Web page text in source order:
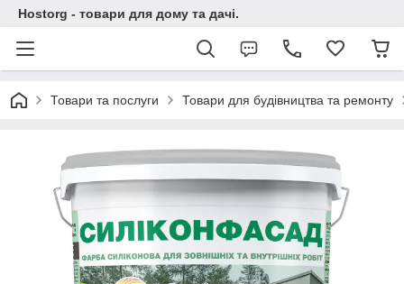
Hostorg - товари для дому та дачі.
Товари та послуги Товари для будівництва та ремонту